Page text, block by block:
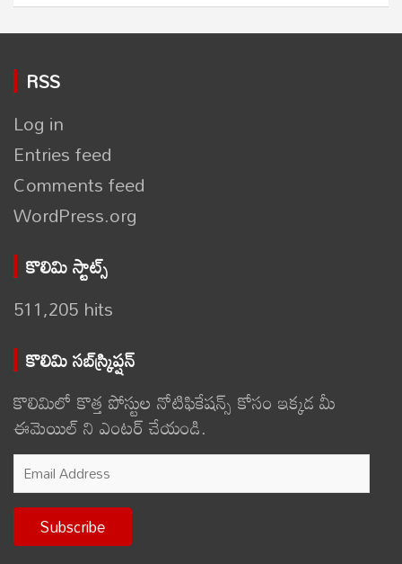
RSS
Log in
Entries feed
Comments feed
WordPress.org
కొలిమి స్టాట్స్
511,205 hits
కొలిమి సబ్‌స్క్రిప్షన్
కొలిమిలో కొత్త పోస్టుల నోటిఫికేషన్స్ కోసం ఇక్కడ మీ
ఈమెయిల్ ని ఎంటర్ చేయండి.
Email
Address
Subscribe